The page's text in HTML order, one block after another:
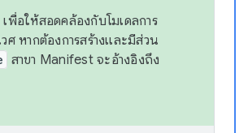
พื่อให้สอดคล้องกับโมเดลการ
หากต้องการสร้างและมีส่วน
สาขา Manifest จะอ้างอิงถึง